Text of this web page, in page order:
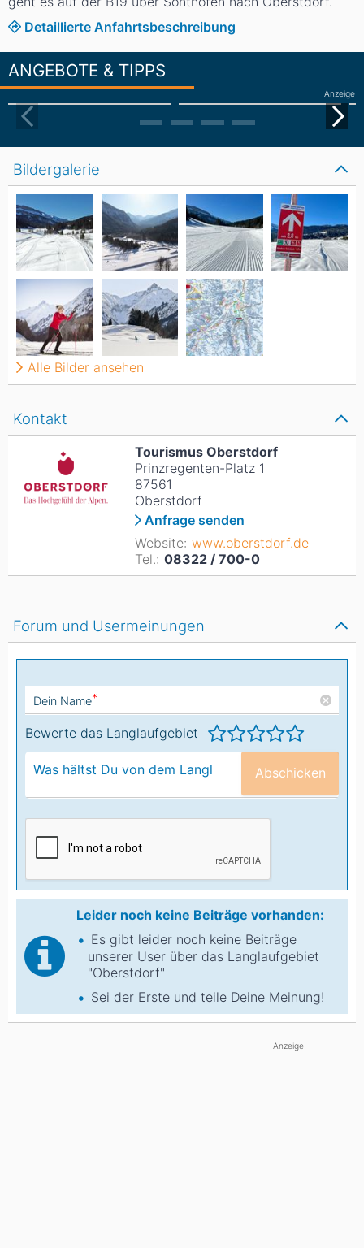
Detaillierte Anfahrtsbeschreibung
ANGEBOTE & TIPPS
Anzeige
Kontakt
Tourismus Oberstdorf
Prinzregenten-Platz 1
87561
Oberstdorf
Anfrage senden
Website: www.oberstdorf.de
Tel.: 08322 / 700-0
Bildergalerie
Alle Bilder ansehen
Forum und Usermeinungen
Dein Name*
Bewerte das Langlaufgebiet
Abschicken
Leider noch keine Beiträge vorhanden:
Es gibt leider noch keine Beiträge
unserer User über das Langlaufgebiet
"Oberstdorf"
Sei der Erste und teile Deine Meinung!
Anzeige